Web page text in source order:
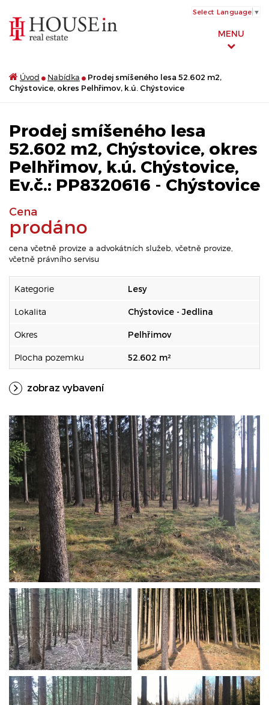
MENU
Select Language ▼
Úvod Nabídka
Prodej smíšeného lesa 52.602 m2,
Chýstovice, okres Pelhřimov, k.ú. Chýstovice
Prodej smíšeného lesa
52.602 m2, Chýstovice, okres
Pelhřimov, k.ú. Chýstovice,
Ev.č.: PP8320616 - Chýstovice
Cena
prodáno
cena včetně provize a advokátních služeb, včetně provize,
včetně právního servisu
Kategorie Lesy
Lokalita Chýstovice - Jedlina
Okres Pelhřimov
Plocha pozemku 52.602 m²
zobraz vybavení